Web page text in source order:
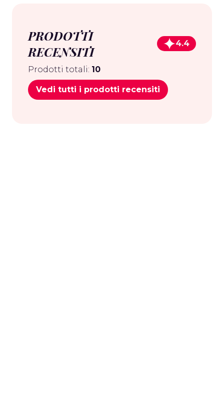
PRODOTTI
RECENSITI
4.4
Prodotti totali: 10
Vedi tutti i prodotti recensiti